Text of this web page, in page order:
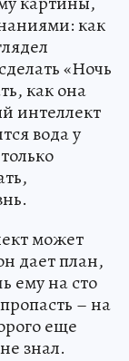
как
«Ночь
как она
интеллект
вода у
может
дает план,
ему на сто
– на
еще
знал.